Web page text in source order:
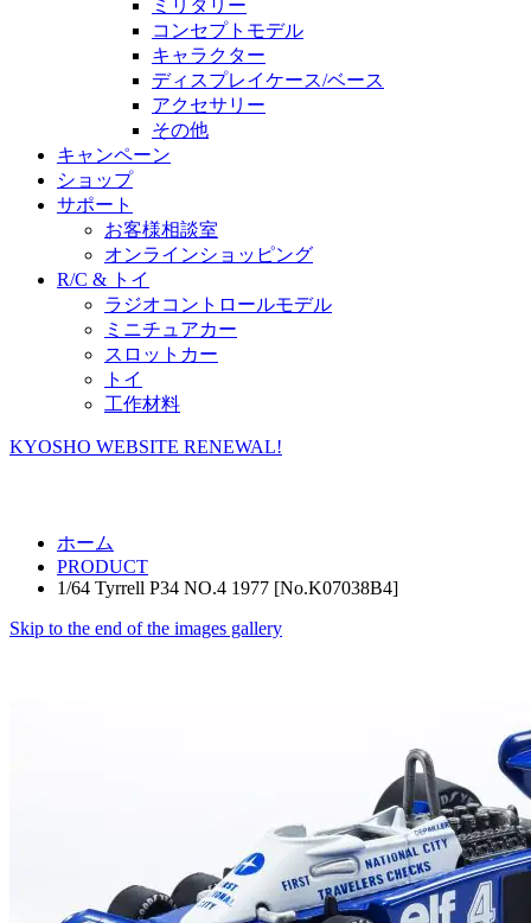
ミリタリー
コンセプトモデル
キャラクター
ディスプレイケース/ベース
アクセサリー
その他
キャンペーン
ショップ
サポート
お客様相談室
オンラインショッピング
R/C & トイ
ラジオコントロールモデル
ミニチュアカー
スロットカー
トイ
工作材料
KYOSHO WEBSITE RENEWAL!
ホーム
PRODUCT
1/64 Tyrrell P34 NO.4 1977 [No.K07038B4]
Skip to the end of the images gallery